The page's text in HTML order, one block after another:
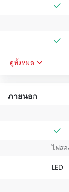
ดูทั้งหมด
ภายนอก
ไฟส่อ
LED